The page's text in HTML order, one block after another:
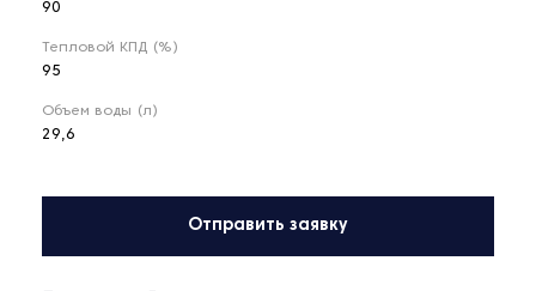
90
Тепловой КПД (%)
95
Объем воды (л)
29,6
Отправить заявку